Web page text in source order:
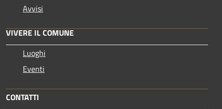
Avvisi
VIVERE IL COMUNE
Luoghi
Eventi
CONTATTI